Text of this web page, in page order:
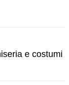
e costumi